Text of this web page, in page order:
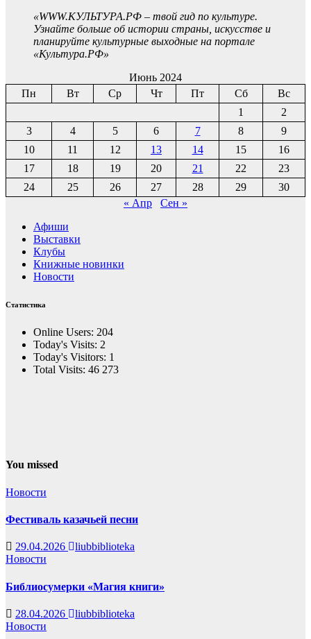
«WWW.КУЛЬТУРА.РФ – твой гид по культуре.
Узнайте больше об истории страны, искусстве и
планируйте культурные выходные на портале
«Культура.РФ»
Июнь 2024
Пн
Вт Ср Чт Пт Сб
Вс
1
2
3
4 5 6 7 8
9
10
11 12 13 14 15
16
17
18 19 20 21 22
23
24
25 26 27 28 29
30
« Апр
Сен »
Афиши
Выставки
Клубы
Книжные новинки
Новости
Статистика
Online Users: 204
Today's Visits: 2
Today's Visitors: 1
Total Visits: 46 273
You missed
Новости
Фестиваль казачьей песни
29.04.2026
liubbiblioteka
Новости
Библиосумерки «Магия книги»
28.04.2026
liubbiblioteka
Новости